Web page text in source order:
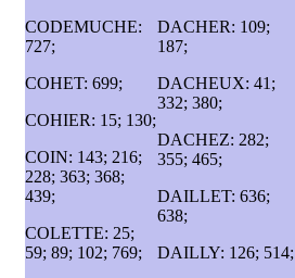
CODEMUCHE:
727;
COHET: 699;
COHIER: 15; 130;
COIN: 143; 216;
228; 363; 368;
439;
COLETTE: 25;
59; 89; 102; 769;
DACHER: 109;
187;
DACHEUX: 41;
332; 380;
DACHEZ: 282;
355; 465;
DAILLET: 636;
638;
DAILLY: 126; 514;